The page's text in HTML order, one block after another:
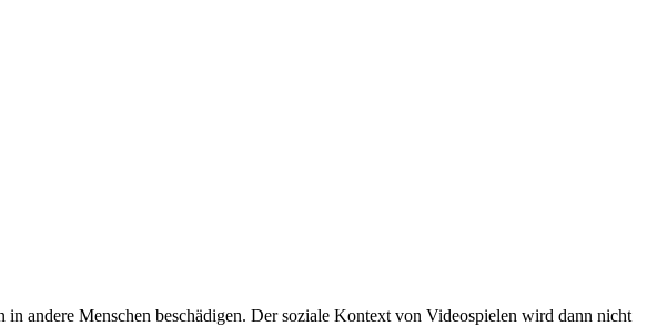
andere Menschen beschädigen. Der soziale Kontext von Videospielen wird dann nicht